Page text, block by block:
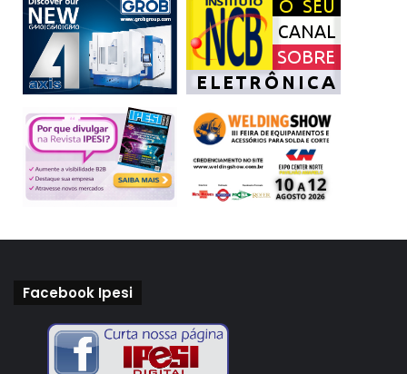
5G25 são adequados para aplicações de consumo,
industriais, médicas e de defesa.
Para saber mais, visitehttps://resources.mouser.com/5g/
automação Conteúdo hub
Facebook Ipesi